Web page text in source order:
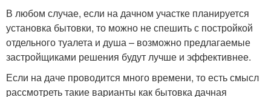
В любом случае, если на дачном участке планируется
установка бытовки, то можно не спешить с постройкой
отдельного туалета и душа – возможно предлагаемые
застройщиками решения будут лучше и эффективнее.
Если на даче проводится много времени, то есть смысл
рассмотреть такие варианты как бытовка дачная